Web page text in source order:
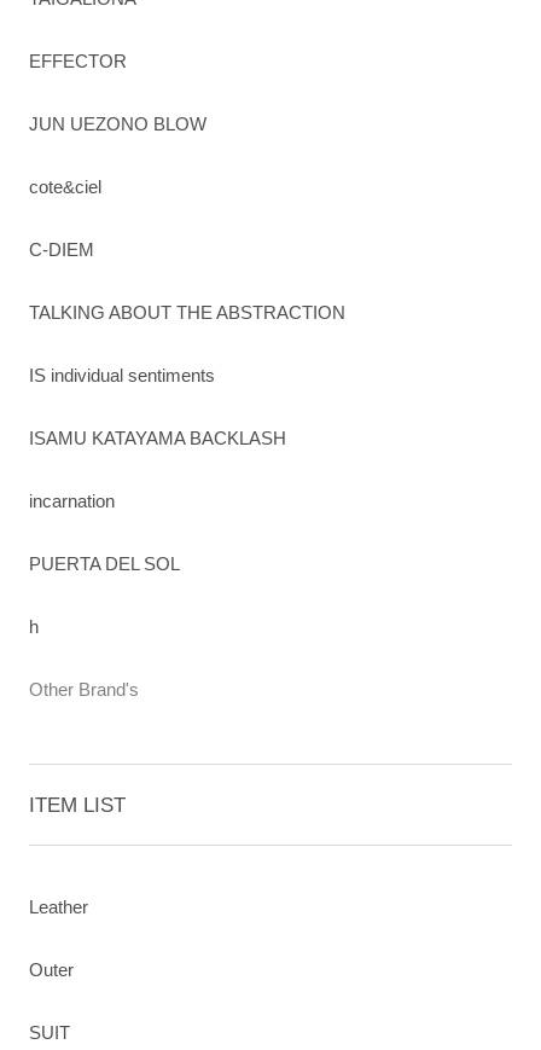
EFFECTOR
JUN UEZONO BLOW
cote&ciel
C-DIEM
TALKING ABOUT THE ABSTRACTION
IS individual sentiments
ISAMU KATAYAMA BACKLASH
incarnation
PUERTA DEL SOL
h
Other Brand's
ITEM LIST
Leather
Outer
SUIT